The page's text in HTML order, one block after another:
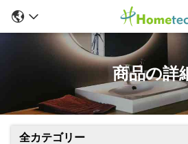
商品の詳
全カテゴリー